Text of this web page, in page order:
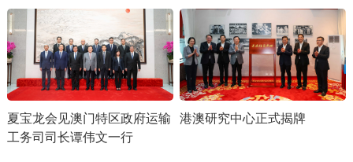
夏宝龙会见澳门特区政府运输
工务司司长谭伟文一行
港澳研究中心正式揭牌